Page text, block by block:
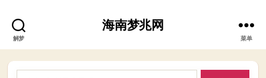
解梦
海南梦兆网
菜单